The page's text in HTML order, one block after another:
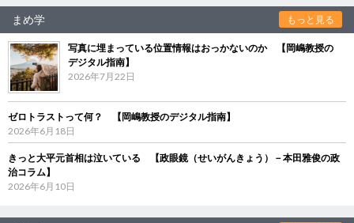
まめ学 もっと見る
写真に埋まっている位置情報はおっかないのか 【岡嶋教授の
デジタル指南】
2026年7月22日
ゼロトラストって何？ 【岡嶋教授のデジタル指南】
2026年6月18日
きっと大平元首相は泣いている 【政眼鏡（せいがんきょう）－本田雅俊の政
治コラム】
2026年6月10日